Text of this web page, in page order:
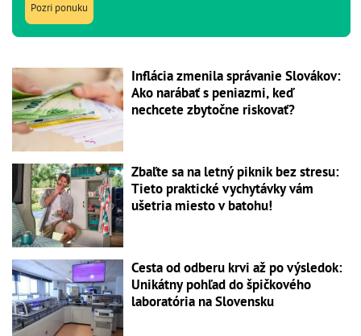
Pozri ponuku
Inflácia zmenila správanie Slovákov:
Ako narábať s peniazmi, keď
nechcete zbytočne riskovať?
Zbaľte sa na letný piknik bez stresu:
Tieto praktické vychytávky vám
ušetria miesto v batohu!
Cesta od odberu krvi až po výsledok:
Unikátny pohľad do špičkového
laboratória na Slovensku